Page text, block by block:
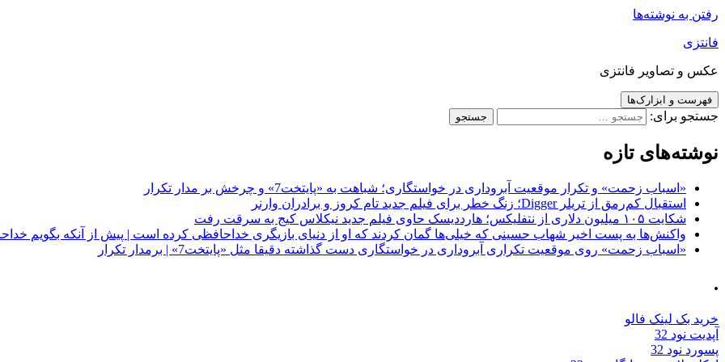
رفتن به نوشته‌ها
فانتزی
عکس و تصاویر فانتزی
فهرست و ابزارک‌ها
جستجو برای:
نوشته‌های تازه
«اسباب زحمت» و تکرار موقعیت آبروداری در خواستگاری؛ شباهت به «پایتخت7» و چرخش بر مدار تکرار
استقبال کم‌رمق از تریلر Digger؛ زنگ خطر برای فیلم جدید تام کروز و برادران وارنر
شکایت ۱۰۵ میلیون دلاری از نتفلیکس؛ هارددیسک حاوی فیلم جدید نیکلاس کیج به سرقت رفت
واکنش‌ها به پست اخیر شهاب حسینی که خیلی‌ها گمان کردند که او از دنیای بازیگری خداحافظی کرده است | پیش از آنکه بگویم
«اسباب زحمت» روی موقعیت تکراری آبروداری در خواستگاری دست گذاشته دقیقا مثل «پایتخت7» | برمدار تکرار
.
خرید بک لینک فالو
آپدیت نود 32
پسورد نود 32